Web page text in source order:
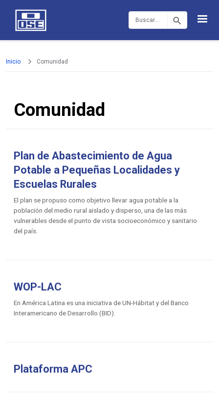
Buscar
Inicio Comunidad
Comunidad
Plan de Abastecimiento de Agua
Potable a Pequeñas Localidades y
Escuelas Rurales
El plan se propuso como objetivo llevar agua potable a la
población del medio rural aislado y disperso, una de las más
vulnerables desde el punto de vista socioeconómico y sanitario
del país.
WOP-LAC
En América Latina es una iniciativa de UN-Hábitat y del Banco
Interamericano de Desarrollo (BID).
Plataforma APC